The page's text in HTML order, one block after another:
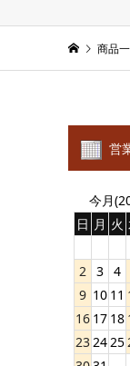
商品
営
今月
日 月 火
2 3 4
9 10 11
16 17 18
232425